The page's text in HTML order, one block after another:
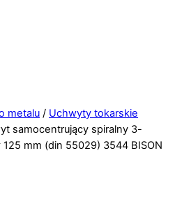
metalu / Uchwyty tokarskie
samocentrujący spiralny 3-
mm (din 55029) 3544 BISON